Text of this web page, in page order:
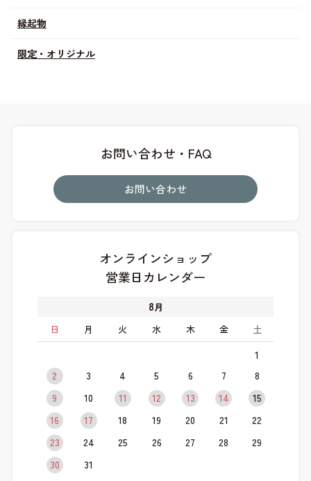
縁起物
限定・オリジナル
お問い合わせ・FAQ
お問い合わせ
オンラインショップ
営業日カレンダー
8月
日
月 火 水 木 金 土
1
2
3 4 5 6 7
8
9
10 11 12 13 14
15
16
17 18 19 20 21
22
23
24 25 26 27 28
29
30
31